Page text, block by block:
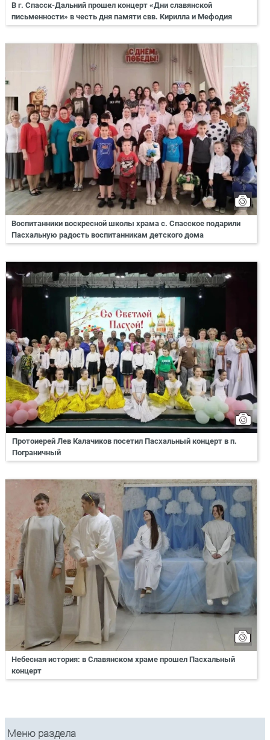
В г. Спасск-Дальний прошел концерт «Дни славянской
письменности» в честь дня памяти свв. Кирилла и Мефодия
Воспитанники воскресной школы храма с. Спасское подарили
Пасхальную радость воспитанникам детского дома
Протоиерей Лев Калачиков посетил Пасхальный концерт в п.
Пограничный
Небесная история: в Славянском храме прошел Пасхальный
концерт
Меню раздела